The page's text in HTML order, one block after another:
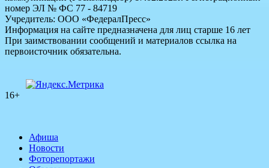
номер ЭЛ № ФС 77 - 84719
Учредитель: ООО «ФедералПресс»
Информация на сайте предназначена для лиц старше 16 лет
При заимствовании сообщений и материалов ссылка на
первоисточник обязательна.
16+
Афиша
Новости
Фоторепортажи